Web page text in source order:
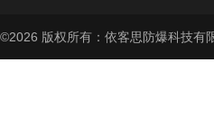
©2026 版权所有：依客思防爆科技有